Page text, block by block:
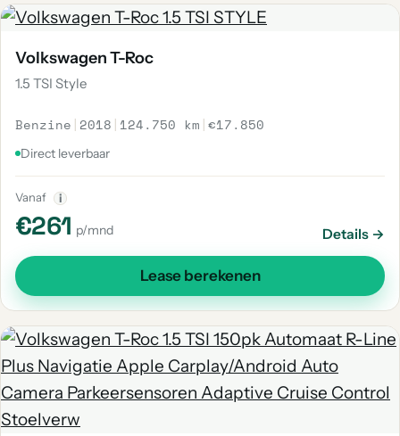
Volkswagen T-Roc
1.5 TSI Style
Benzine | 2018 | 124.750 km |€17.850
Direct leverbaar
Vanaf i
€261 p/mnd Details →
Lease berekenen